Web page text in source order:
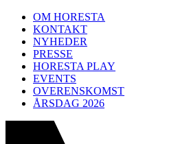
OM HORESTA
KONTAKT
NYHEDER
PRESSE
HORESTA PLAY
EVENTS
OVERENSKOMST
ÅRSDAG 2026